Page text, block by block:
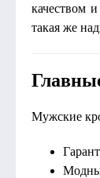
качеством
такая же
Мужские